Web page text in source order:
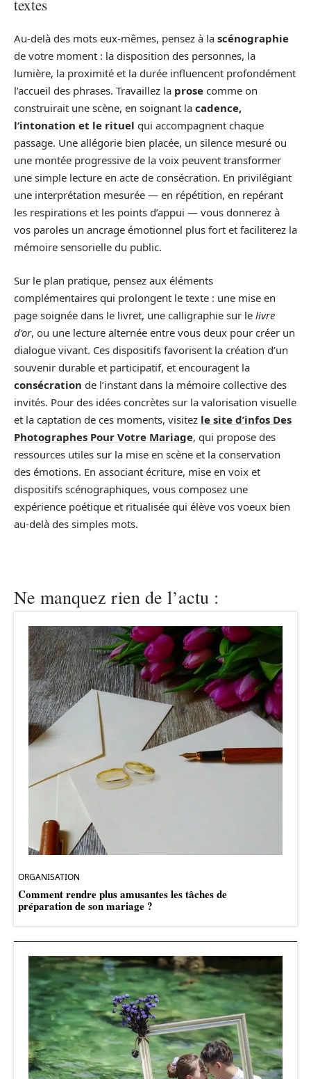
textes
Au-delà des mots eux‑mêmes, pensez à la scénographie
de votre moment : la disposition des personnes, la
lumière, la proximité et la durée influencent profondément
l’accueil des phrases. Travaillez la prose comme on
construirait une scène, en soignant la cadence,
l’intonation et le rituel qui accompagnent chaque
passage. Une allégorie bien placée, un silence mesuré ou
une montée progressive de la voix peuvent transformer
une simple lecture en acte de consécration. En privilégiant
une interprétation mesurée — en répétition, en repérant
les respirations et les points d’appui — vous donnerez à
vos paroles un ancrage émotionnel plus fort et faciliterez la
mémoire sensorielle du public.
Sur le plan pratique, pensez aux éléments
complémentaires qui prolongent le texte : une mise en
page soignée dans le livret, une calligraphie sur le livre
d'or, ou une lecture alternée entre vous deux pour créer un
dialogue vivant. Ces dispositifs favorisent la création d’un
souvenir durable et participatif, et encouragent la
consécration de l’instant dans la mémoire collective des
invités. Pour des idées concrètes sur la valorisation visuelle
et la captation de ces moments, visitez le site d’infos Des
Photographes Pour Votre Mariage, qui propose des
ressources utiles sur la mise en scène et la conservation
des émotions. En associant écriture, mise en voix et
dispositifs scénographiques, vous composez une
expérience poétique et ritualisée qui élève vos voeux bien
au‑delà des simples mots.
Ne manquez rien de l’actu :
ORGANISATION
Comment rendre plus amusantes les tâches de
préparation de son mariage ?